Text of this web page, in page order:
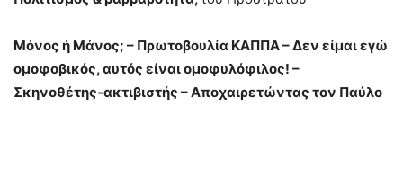
Μόνος ή Μάνος; – Πρωτοβουλία ΚΑΠΠΑ – Δεν είμαι εγώ
ομοφοβικός, αυτός είναι ομοφυλόφιλος! –
Σκηνοθέτης-ακτιβιστής – Αποχαιρετώντας τον Παύλο